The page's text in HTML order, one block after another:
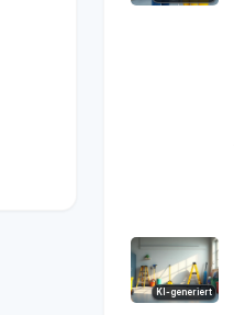
KI-generiert